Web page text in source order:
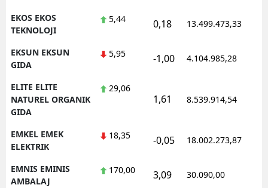
EKOS EKOS
TEKNOLOJI
5,44 0,18 13.499.473,33
EKSUN EKSUN
GIDA
5,95 -1,00 4.104.985,28
ELITE ELITE
NATUREL ORGANIK
GIDA
29,06
1,61 8.539.914,54
EMKEL EMEK
ELEKTRIK
18,35 -0,05 18.002.273,87
EMNIS EMINIS
AMBALAJ
170,00 3,09 30.090,00